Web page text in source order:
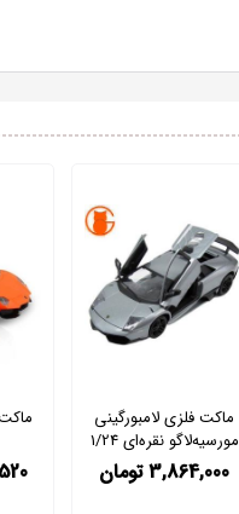
ماکت فلزی لامبورگینی
مورسیه‌لاگو نقره‌ای 1/24
3,864,000 تومان